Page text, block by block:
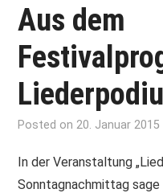
Aus dem
Posted on20. Januar 2015
In der Veranstaltung
Sonntagnachmittag